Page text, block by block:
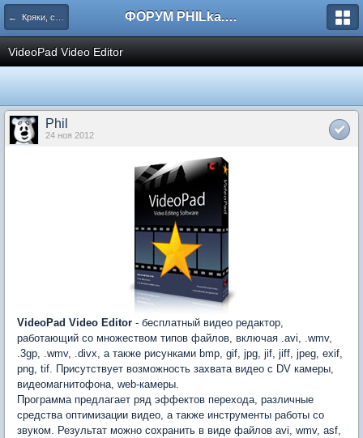
← Кряки, серийные номера, свежий варез ФОРУМ PHILka.RU
VideoPad Video Editor
Phil
24 ноя 2012
VideoPad Video Editor - бесплатный видео редактор,
работающий со множеством типов файлов, включая .avi, .wmv,
.3gp, .wmv, .divx, а также рисунками bmp, gif, jpg, jif, jiff, jpeg, exif,
png, tif. Присутствует возможность захвата видео с DV камеры,
видеомагнитофона, web-камеры.
Программа предлагает ряд эффектов перехода, различные
средства оптимизации видео, а также инструменты работы со
звуком. Результат можно сохранить в виде файлов avi, wmv, asf,